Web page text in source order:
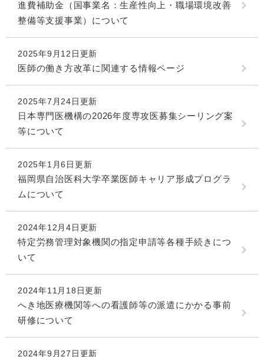
進費補助金（国事業名：生産性向上・職場環境改善
整備等支援事業）について
2025年9月12日更新
医師の働き方改革に関連する情報ページ
2025年7月24日更新
日本専門医機構の2026年度専攻医募集シーリング案
等について
2025年1月6日更新
福岡県自治医科大学卒業医師キャリア形成プログラ
ムについて
2024年12月4日更新
特定労務管理対象機関の指定申請等各種手続きにつ
いて
2024年11月18日更新
へき地医療機関等への看護師等の派遣にかかる事前
研修について
2024年9月27日更新